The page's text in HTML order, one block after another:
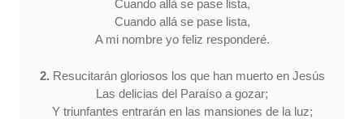
Cuando allá se pase lista,
Cuando allá se pase lista,
A mi nombre yo feliz responderé.
2. Resucitarán gloriosos los que han muerto en Jesús
Las delicias del Paraíso a gozar;
Y triunfantes entrarán en las mansiones de la luz;